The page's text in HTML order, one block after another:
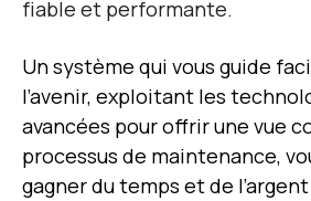
fiable et performante.
Un système qui vous guide
l’avenir, exploitant les
avancées pour offrir une vue
processus de maintenance,
gagner du temps et de